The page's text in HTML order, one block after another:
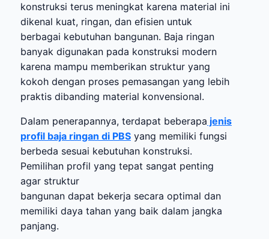
konstruksi terus meningkat karena material ini
dikenal kuat, ringan, dan efisien untuk
berbagai kebutuhan bangunan. Baja ringan
banyak digunakan pada konstruksi modern
karena mampu memberikan struktur yang
kokoh dengan proses pemasangan yang lebih
praktis dibanding material konvensional.
Dalam penerapannya, terdapat beberapa jenis
profil baja ringan di PBS yang memiliki fungsi
berbeda sesuai kebutuhan konstruksi.
Pemilihan profil yang tepat sangat penting
agar struktur
bangunan dapat bekerja secara optimal dan
memiliki daya tahan yang baik dalam jangka
panjang.